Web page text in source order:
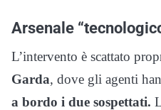
Arsenale
L’intervento è scattato
Garda, dove gli agenti
a bordo i due sospettati.